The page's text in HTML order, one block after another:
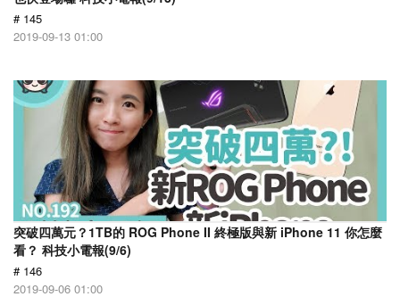
# 145
2019-09-13 01:00
突破四萬元？1TB的 ROG Phone II 終極版與新 iPhone 11 你怎麼
看？ 科技小電報(9/6)
# 146
2019-09-06 01:00